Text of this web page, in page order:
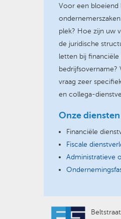
Voor een bloeiend
plek? Hoe zijn uw
de juridische
letten bij
vraag zeer
en collega-
Onze diensten
Financiële
Fiscale
Administratieve